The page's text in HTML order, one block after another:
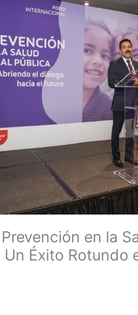
en la
Un Éxito Rotundo